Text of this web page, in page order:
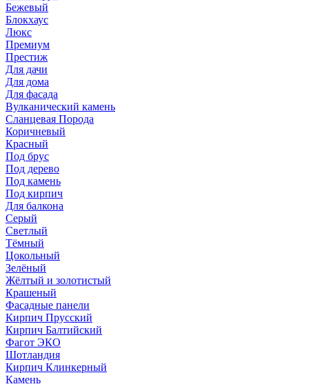
Бежевый
Блокхаус
Люкс
Премиум
Престиж
Для дачи
Для дома
Для фасада
Вулканический камень
Сланцевая Порода
Коричневый
Красный
Под брус
Под дерево
Под камень
Под кирпич
Для балкона
Серый
Светлый
Тёмный
Цокольный
Зелёный
Жёлтый и золотистый
Крашеный
Фасадные панели
Кирпич Прусский
Кирпич Балтийский
Фагот ЭКО
Шотландия
Кирпич Клинкерный
Камень